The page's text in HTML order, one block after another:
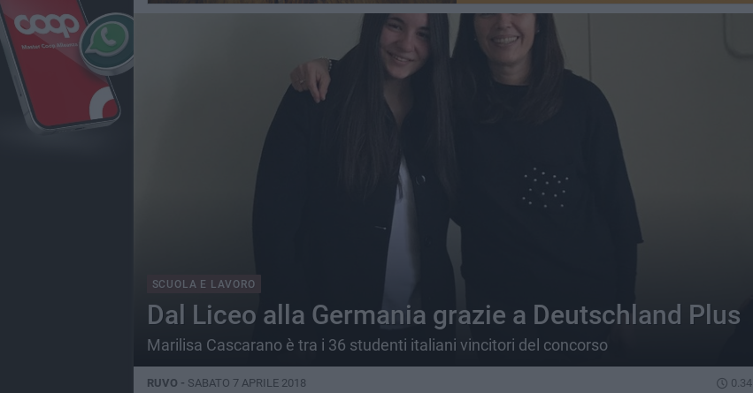
SCUOLA E LAVORO
Dal Liceo alla Germania grazie a Deutschland Plus
Marilisa Cascarano è tra i 36 studenti italiani vincitori del concorso
RUVO - SABATO 7 APRILE 2018 0.34